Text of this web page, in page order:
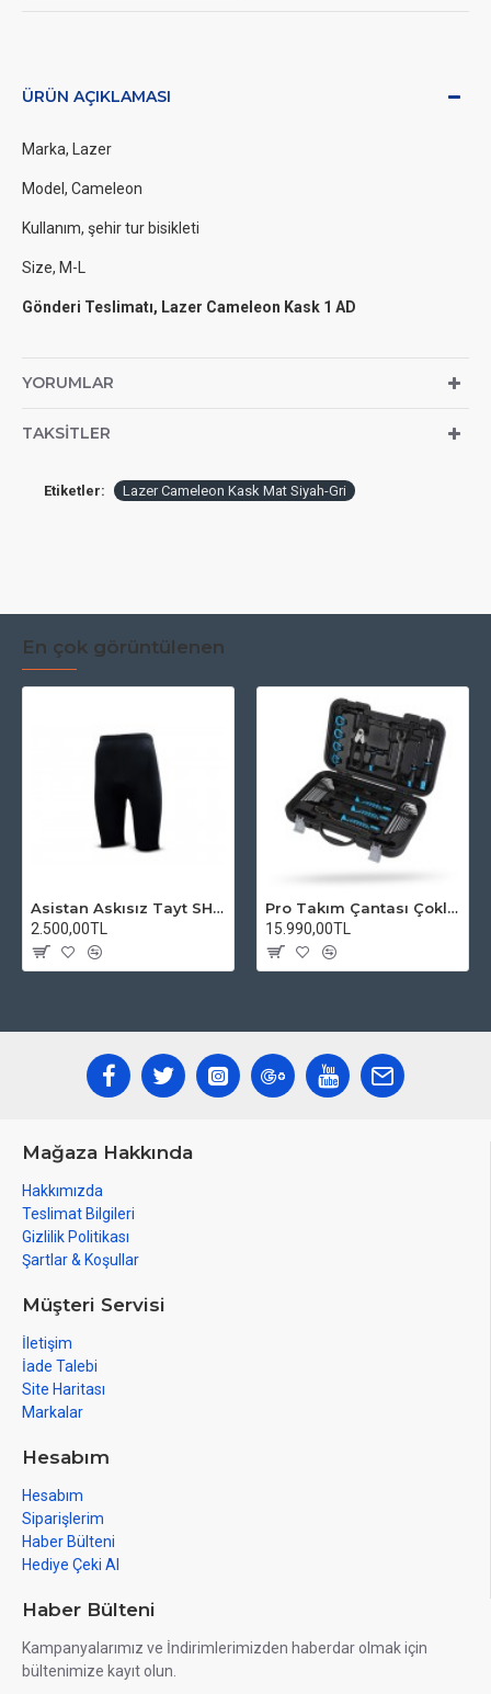
ÜRÜN AÇIKLAMASI
Marka, Lazer
Model, Cameleon
Kullanım, şehir tur bisikleti
Size, M-L
Gönderi Teslimatı, Lazer Cameleon Kask 1 AD
YORUMLAR
TAKSITLER
Etiketler: Lazer Cameleon Kask Mat Siyah-Gri
En çok görüntülenen
Asistan Askısız Tayt SH20 Pedli Siyah
2.500,00TL
Pro Takım Çantası Çoklu Tamir Seti
15.990,00TL
Mağaza Hakkında
Hakkımızda
Teslimat Bilgileri
Gizlilik Politikası
Şartlar & Koşullar
Müşteri Servisi
İletişim
İade Talebi
Site Haritası
Markalar
Hesabım
Hesabım
Siparişlerim
Haber Bülteni
Hediye Çeki Al
Haber Bülteni
Kampanyalarımız ve İndirimlerimizden haberdar olmak için
bültenimize kayıt olun.